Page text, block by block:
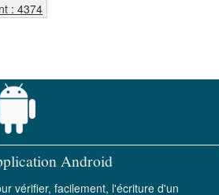
: 4374
Android
vérifier, facilement, l'écriture d'un